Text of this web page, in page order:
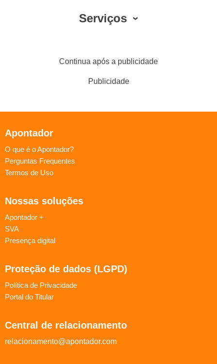
Serviços
Continua após a publicidade
Publicidade
Apontador
O que é o Apontador?
Perguntas Frequentes
Termos de Uso
Nossas soluções
Apontador +
SVA
Presença digital
Proteção de dados (LGPD)
Política de Privacidade
Portal do Titular
Central de relacionamento
relacionamento@apontador.com